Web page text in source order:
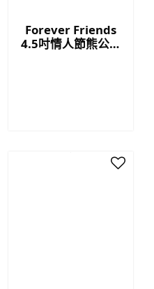
Forever Friends
4.5吋情人節熊公仔